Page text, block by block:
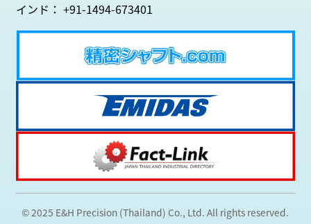
インド： +91-1494-673401
© 2025 E&H Precision (Thailand) Co., Ltd. All rights reserved.